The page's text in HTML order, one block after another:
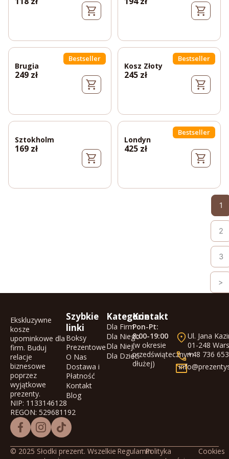
Bestseller
Brugia
249 zł
Bestseller
Kosz Złoty
245 zł
Sztokholm
169 zł
Bestseller
Londyn
425 zł
1
2
3
>
Ekskluzywne
kosze
upominkowe dla
firm. Buduj
relacje
biznesowe
poprzez
wyjątkowe
prezenty.
NIP: 1133146128
REGON: 529681192
Szybkie
linki
Boksy
Prezentowe
O Nas
Dostawa i
Płatność
Kontakt
Blog
Kategorie
Dla Firm
Dla Niego
Dla Niej
Dla Dzieci
Kontakt
Pon-Pt:
8:00-19:00
(w okresie
przedświątecznym
dłużej)
Ul. Jana
01-248
+48 736
© 2025 Słodki prezent. Wszelkie RegulaminPolityka
Cookies